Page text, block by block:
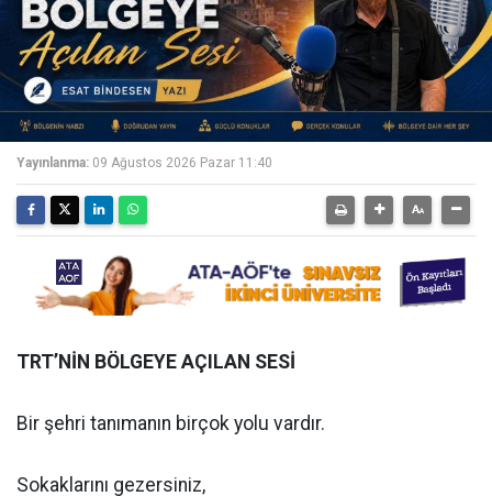
Yayınlanma: 09 Ağustos 2026 Pazar 11:40
TRT’NİN BÖLGEYE AÇILAN SESİ
Bir şehri tanımanın birçok yolu vardır.
Sokaklarını gezersiniz,